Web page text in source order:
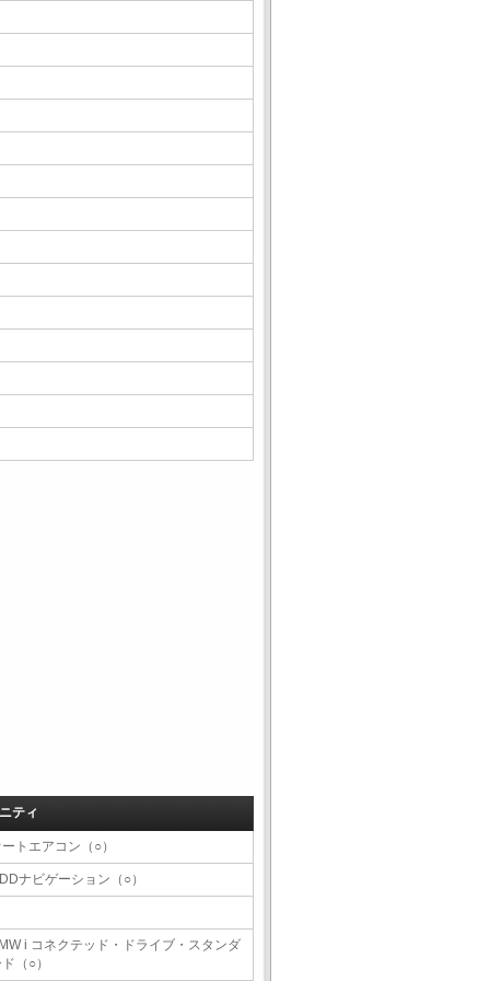
ティ
ートエアコン（○）
ナビゲーション（○）
i コネクテッド・ドライブ・スタンダ
（○）